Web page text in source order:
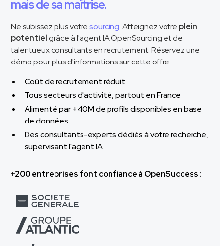
mais de sa maîtrise.
Ne subissez plus votresourcing. Atteignez votre plein
potentiel grâce à l'agent IA OpenSourcing et de
talentueux consultants en recrutement. Réservez une
démo pour plus d'informations sur cette offre.
Coût de recrutement réduit
Tous secteurs d'activité, partout en France
Alimenté par +40M de profils disponibles en base
de données
Des consultants-experts dédiés à votre recherche,
supervisant l'agent IA
+200 entreprises font confiance à OpenSuccess :